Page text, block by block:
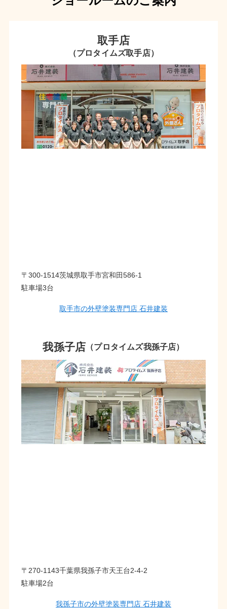
取手店
（プロタイムズ取手店）
〒300-1514茨城県取手市宮和田586-1
駐車場3台
取手市の外壁塗装専門店 石井建装
我孫子店 （プロタイムズ我孫子店）
〒270-1143千葉県我孫子市天王台2-4-2
駐車場2台
我孫子市の外壁塗装専門店 石井建装